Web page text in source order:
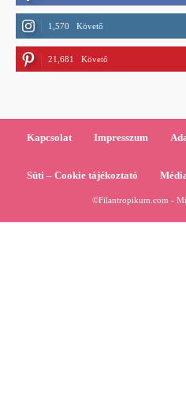
1,570 Követő
21,681 Követő
Kapcsolat Impresszum
Süti – Cookie tájékoztató
©Filantropikum.com -